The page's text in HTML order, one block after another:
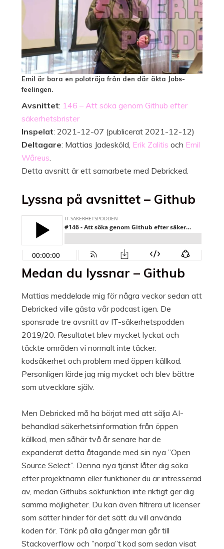
Emil är bara en polotröja från den där äkta Jobs-
feelingen.
Avsnittet: 146 – Att söka genom Github efter
säkerhetsbrister
Inspelat: 2021-12-07 (publicerat 2021-12-12)
Deltagare: Mattias Jadesköld, Erik Zalitis och Emil
Wåreus
Detta avsnitt är ett samarbete med Debricked.
Lyssna på avsnittet – Github
Medan du lyssnar – Github
Mattias meddelade mig för några veckor sedan att
Debricked ville gästa vår podcast igen. De
sponsrade tre avsnitt av IT-säkerhetspodden
2019/20. Resultatet blev mycket lyckat och
täckte områden vi normalt inte täcker:
kodsäkerhet och problem med öppen källkod.
Personligen lärde jag mig mycket och blev bättre
som utvecklare själv.
Men Debricked må ha börjat med att sälja AI-
behandlad säkerhetsinformation från öppen
källkod, men såhär två år senare har de
expanderat detta åtagande med sin nya ”Open
Source Select”. Denna nya tjänst låter dig söka
efter projektnamn eller funktioner du är intresserad
av, medan Githubs sökfunktion inte riktigt ger dig
samma möjligheter. Du kan även filtrera ut licenser
som sätter hinder för det sätt du vill använda
koden för. Tänk på alla gånger man går till
Stackoverflow och ”norpa”t kod som sedan visat